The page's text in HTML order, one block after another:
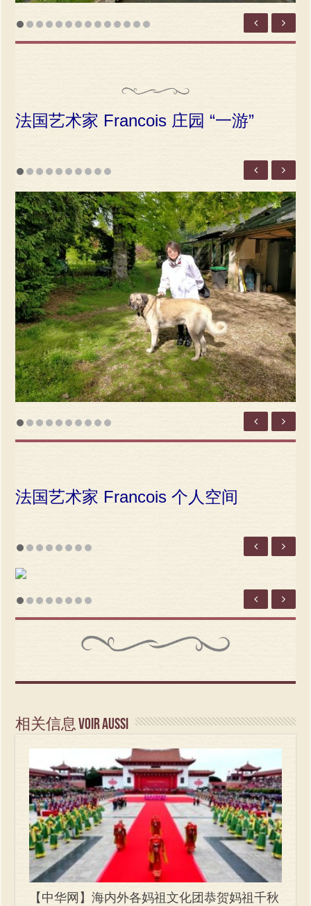
法国艺术家 Francois 庄园 “一游”
法国艺术家 Francois 个人空间
相关信息 Voir aussi
【中华网】海内外各妈祖文化团恭贺妈祖千秋